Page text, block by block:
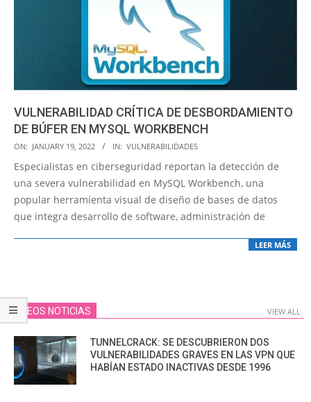
VULNERABILIDAD CRÍTICA DE DESBORDAMIENTO
DE BÚFER EN MYSQL WORKBENCH
2022-
01-
ON: JANUARY 19, 2022 IN: VULNERABILIDADES
Especialistas en ciberseguridad reportan la detección de
una severa vulnerabilidad en MySQL Workbench, una
popular herramienta visual de diseño de bases de datos
que integra desarrollo de software, administración de
LEER MÁS
VIDEOS NOTICIAS VIEW ALL
TUNNELCRACK: SE DESCUBRIERON DOS
VULNERABILIDADES GRAVES EN LAS VPN QUE
HABÍAN ESTADO INACTIVAS DESDE 1996